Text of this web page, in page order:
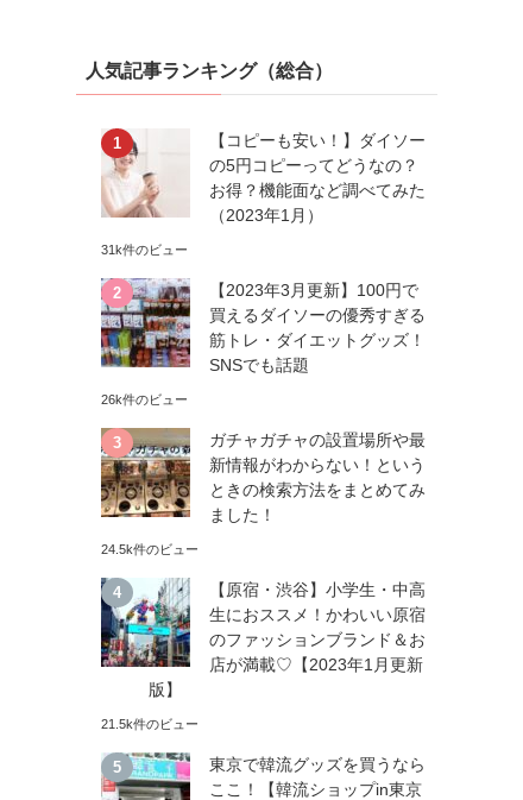
人気記事ランキング（総合）
【コピーも安い！】ダイソー
の5円コピーってどうなの？
お得？機能面など調べてみた
（2023年1月）
31k件のビュー
【2023年3月更新】100円で
買えるダイソーの優秀すぎる
筋トレ・ダイエットグッズ！
SNSでも話題
26k件のビュー
ガチャガチャの設置場所や最
新情報がわからない！という
ときの検索方法をまとめてみ
ました！
24.5k件のビュー
【原宿・渋谷】小学生・中高
生におススメ！かわいい原宿
のファッションブランド＆お
店が満載♡【2023年1月更新
版】
21.5k件のビュー
東京で韓流グッズを買うなら
ここ！【韓流ショップin東京